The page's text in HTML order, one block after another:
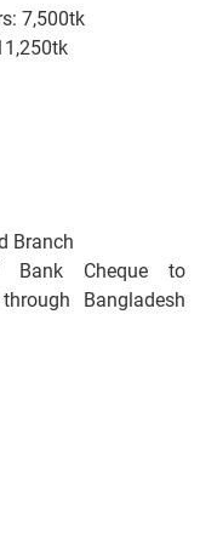
7,500tk
Branch
Bank Cheque to
Bangladesh